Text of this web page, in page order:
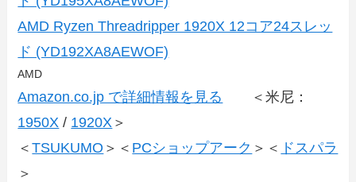
AMD Ryzen Threadripper 1920X 12コア24スレッ
ド (YD192XA8AEWOF)
AMD
Amazon.co.jp で詳細情報を見る
＜米尼：
1950X / 1920X ＞
＜TSUKUMO ＞＜ PCショップアーク ＞＜ ドスパラ
＞